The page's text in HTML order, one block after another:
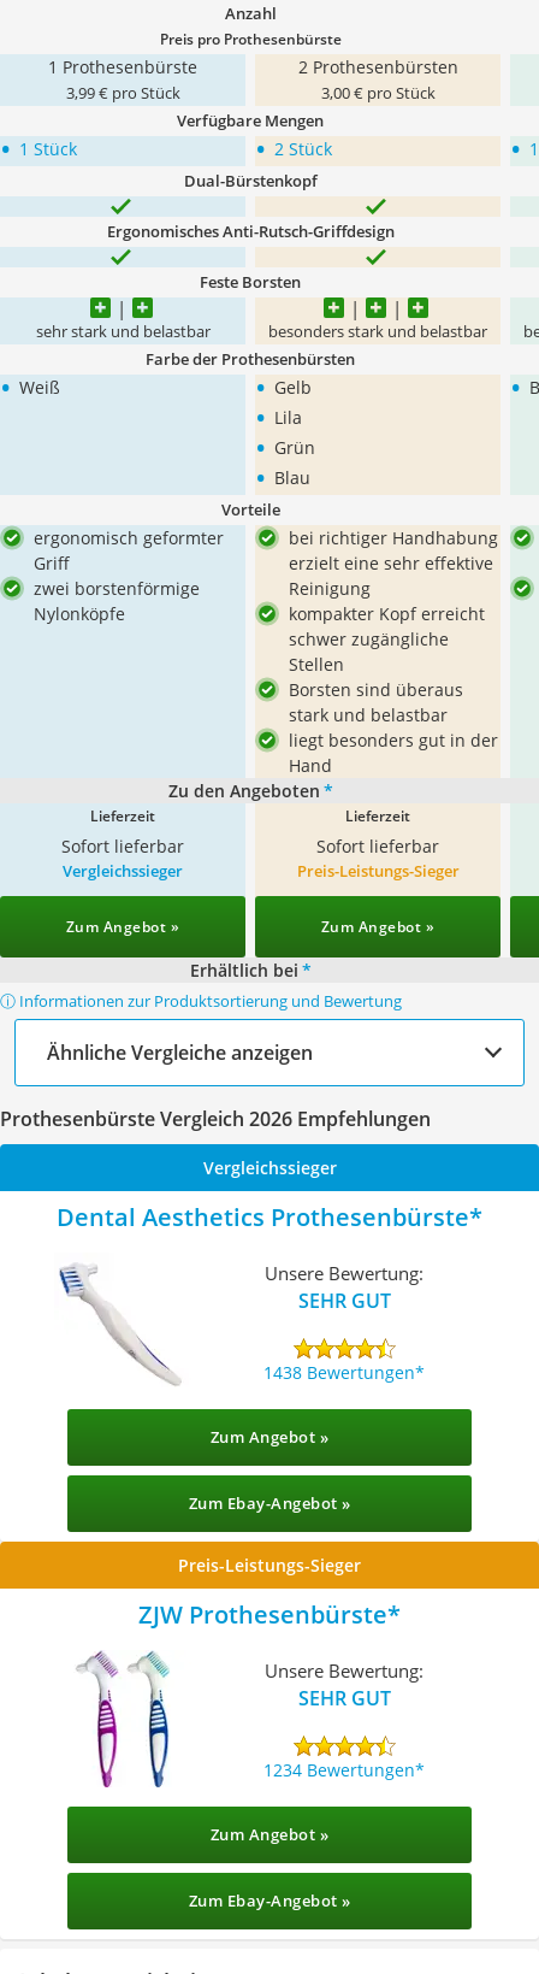
Anzahl
Preis pro Prothesenbürste
1 Prothesenbürste
3,99 € pro Stück
2 Prothesenbürsten
3,00 € pro Stück
Verfügbare Mengen
• 1 Stück • 2 Stück •
Dual-Bürstenkopf
Ergonomisches Anti-Rutsch-Griffdesign
Feste Borsten
sehr stark und belastbar besonders stark und belastbar
Farbe der Prothesenbürsten
• Weiß • Gelb
• Lila
• Grün
• Blau
•
Vorteile
ergonomisch geformter
Griff
zwei borstenförmige
Nylonköpfe
bei richtiger Handhabung
erzielt eine sehr effektive
Reinigung
kompakter Kopf erreicht
schwer zugängliche
Stellen
Borsten sind überaus
stark und belastbar
liegt besonders gut in der
Hand
Zu den Angeboten *
Lieferzeit
Sofort lieferbar
Lieferzeit
Sofort lieferbar
Vergleichssieger
Zum Angebot »
Preis-Leistungs-Sieger
Zum Angebot »
Erhältlich bei *
ⓘ Informationen zur Produktsortierung und Bewertung
Ähnliche Vergleiche anzeigen
Prothesenbürste Vergleich 2026 Empfehlungen
Vergleichssieger
Dental Aesthetics Prothesenbürste
Unsere Bewertung:
SEHR GUT
1438 Bewertungen
Zum Angebot »
Zum Ebay-Angebot »
Preis-Leistungs-Sieger
ZJW Prothesenbürste
Unsere Bewertung:
SEHR GUT
1234 Bewertungen
Zum Angebot »
Zum Ebay-Angebot »